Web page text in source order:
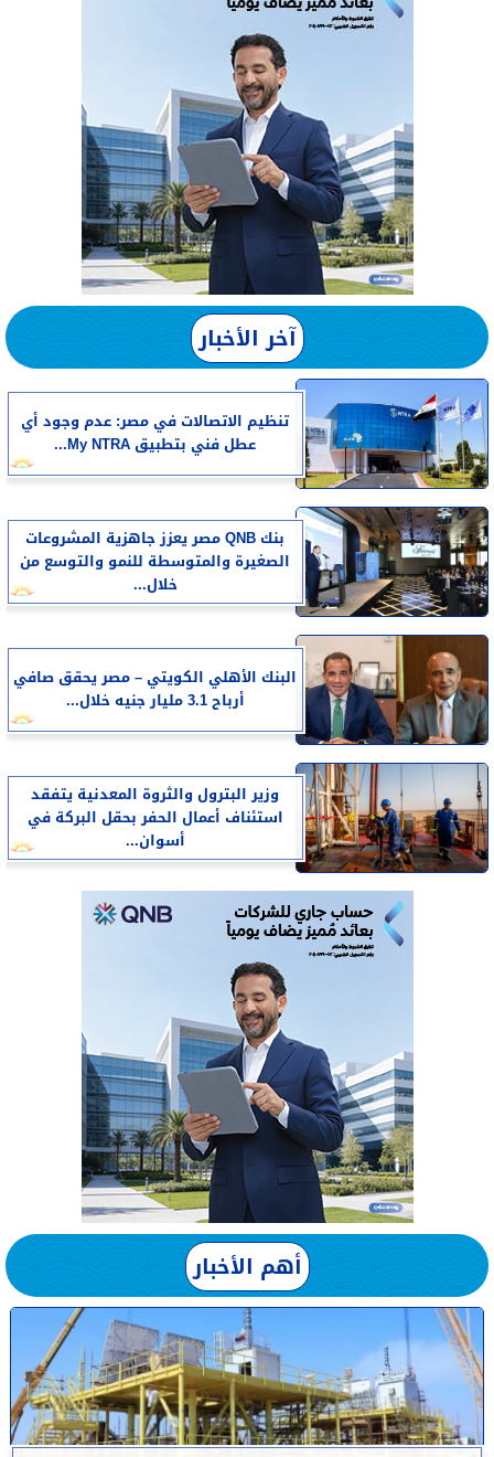
آخر الأخبار
تنظيم الاتصالات في مصر: عدم وجود أي
عطل فني بتطبيق My NTRA...
بنك QNB مصر يعزز جاهزية المشروعات
الصغيرة والمتوسطة للنمو والتوسع من
خلال...
البنك الأهلي الكويتي – مصر يحقق صافي
أرباح 3.1 مليار جنيه خلال...
وزير البترول والثروة المعدنية يتفقد
استئناف أعمال الحفر بحقل البركة في
أسوان...
أهم الأخبار